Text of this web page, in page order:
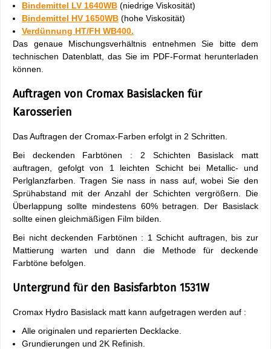
Bindemittel LV 1640WB (niedrige Viskosität)
Bindemittel HV 1650WB (hohe Viskosität)
Verdünnung HT/FH WB400.
Das genaue Mischungsverhältnis entnehmen Sie bitte dem
technischen Datenblatt, das Sie im PDF-Format herunterladen
können.
Auftragen von Cromax Basislacken für
Karosserien
Das Auftragen der Cromax-Farben erfolgt in 2 Schritten.
Bei deckenden Farbtönen : 2 Schichten Basislack matt
auftragen, gefolgt von 1 leichten Schicht bei Metallic- und
Perlglanzfarben. Tragen Sie nass in nass auf, wobei Sie den
Sprühabstand mit der Anzahl der Schichten vergrößern. Die
Überlappung sollte mindestens 60% betragen. Der Basislack
sollte einen gleichmäßigen Film bilden.
Bei nicht deckenden Farbtönen : 1 Schicht auftragen, bis zur
Mattierung warten und dann die Methode für deckende
Farbtöne befolgen.
Untergrund für den Basisfarbton 1531W
Cromax Hydro Basislack matt kann aufgetragen werden auf :
Alle originalen und reparierten Decklacke.
Grundierungen und 2K Refinish.